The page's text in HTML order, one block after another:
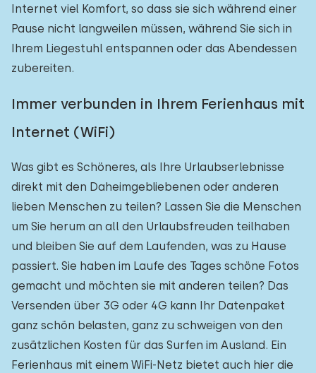
Internet viel Komfort, so dass sie sich während einer
Pause nicht langweilen müssen, während Sie sich in
Ihrem Liegestuhl entspannen oder das Abendessen
zubereiten.
Immer verbunden in Ihrem Ferienhaus mit
Internet (WiFi)
Was gibt es Schöneres, als Ihre Urlaubserlebnisse
direkt mit den Daheimgebliebenen oder anderen
lieben Menschen zu teilen? Lassen Sie die Menschen
um Sie herum an all den Urlaubsfreuden teilhaben
und bleiben Sie auf dem Laufenden, was zu Hause
passiert. Sie haben im Laufe des Tages schöne Fotos
gemacht und möchten sie mit anderen teilen? Das
Versenden über 3G oder 4G kann Ihr Datenpaket
ganz schön belasten, ganz zu schweigen von den
zusätzlichen Kosten für das Surfen im Ausland. Ein
Ferienhaus mit einem WiFi-Netz bietet auch hier die